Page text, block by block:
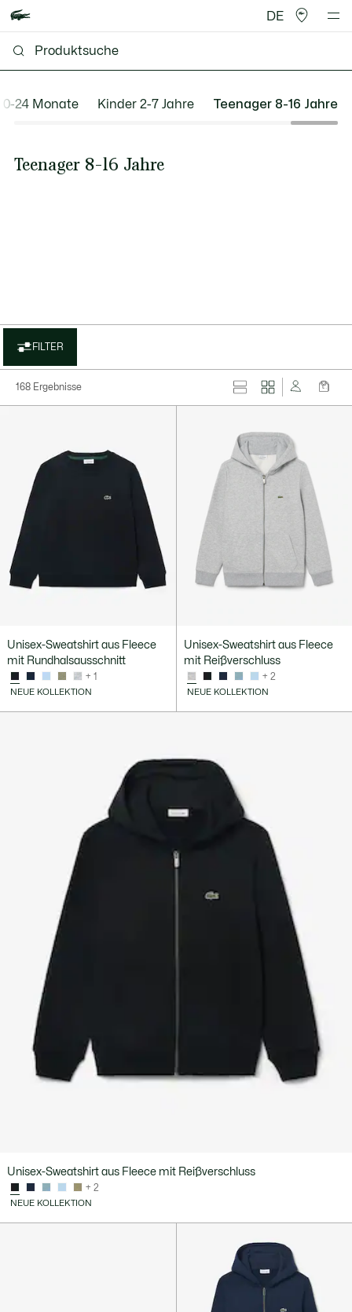
DE
0-24 Monate Kinder 2-7 Jahre Teenager 8-16 Jahre
Teenager 8-16 Jahre
FILTER
168 Ergebnisse
Unisex-Sweatshirt aus Fleece
mit Rundhalsausschnitt
+ 1
NEUE KOLLEKTION
Unisex-Sweatshirt aus Fleece
mit Reißverschluss
+ 2
NEUE KOLLEKTION
Unisex-Sweatshirt aus Fleece mit Reißverschluss
+ 2
NEUE KOLLEKTION